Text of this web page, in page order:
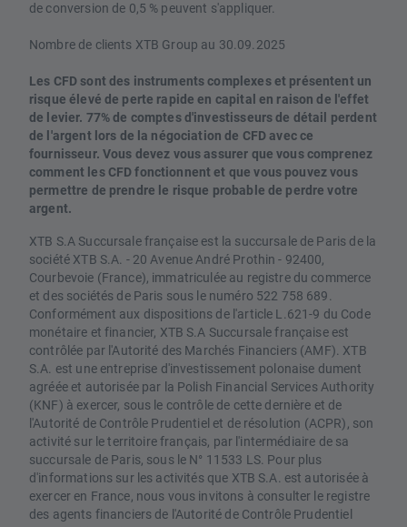
de conversion de 0,5 % peuvent s'appliquer.
Nombre de clients XTB Group au 30.09.2025
Les CFD sont des instruments complexes et présentent un
risque élevé de perte rapide en capital en raison de l'effet
de levier. 77% de comptes d'investisseurs de détail perdent
de l'argent lors de la négociation de CFD avec ce
fournisseur. Vous devez vous assurer que vous comprenez
comment les CFD fonctionnent et que vous pouvez vous
permettre de prendre le risque probable de perdre votre
argent.
XTB S.A Succursale française est la succursale de Paris de la
société XTB S.A. - 20 Avenue André Prothin - 92400,
Courbevoie (France), immatriculée au registre du commerce
et des sociétés de Paris sous le numéro 522 758 689.
Conformément aux dispositions de l'article L.621-9 du Code
monétaire et financier, XTB S.A Succursale française est
contrôlée par l'Autorité des Marchés Financiers (AMF). XTB
S.A. est une entreprise d'investissement polonaise dument
agréée et autorisée par la Polish Financial Services Authority
(KNF) à exercer, sous le contrôle de cette dernière et de
l'Autorité de Contrôle Prudentiel et de résolution (ACPR), son
activité sur le territoire français, par l'intermédiaire de sa
succursale de Paris, sous le N° 11533 LS. Pour plus
d'informations sur les activités que XTB S.A. est autorisée à
exercer en France, nous vous invitons à consulter le registre
des agents financiers de l'Autorité de Contrôle Prudentiel